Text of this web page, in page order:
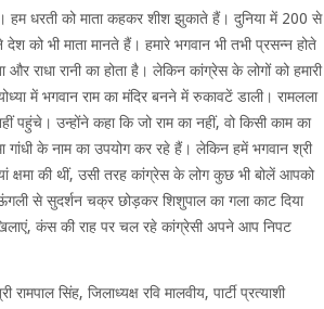
हम धरती को माता कहकर शीश झुकाते हैं। दुनिया में 200 से
को भी माता मानते हैं। हमारे भगवान भी तभी प्रसन्न होते
राधा रानी का होता है। लेकिन कांग्रेस के लोगों को हमारी
में भगवान राम का मंदिर बनने में रुकावटें डाली। रामलला
पहुंचे। उन्होंने कहा कि जो राम का नहीं, वो किसी काम का
के नाम का उपयोग कर रहे हैं। लेकिन हमें भगवान श्री
क्षमा की थीं, उसी तरह कांग्रेस के लोग कुछ भी बोलें आपको
से सुदर्शन चक्र छोड़कर शिशुपाल का गला काट दिया
कंस की राह पर चल रहे कांग्रेसी अपने आप निपट
सिंह, जिलाध्यक्ष रवि मालवीय, पार्टी प्रत्याशी